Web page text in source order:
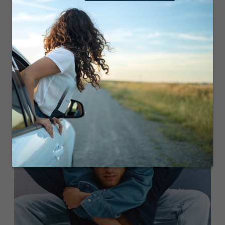
VOS BOUTIQUES FAVORITES